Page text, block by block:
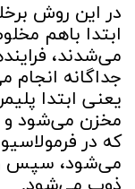
در این روش
ابتدا باهم
می‌شدند،
جداگانه انجام
یعنی ابتدا
مخزن می‌شود و
که در
می‌شود، سپس